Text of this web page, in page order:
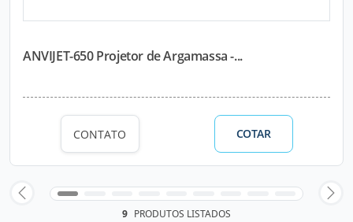
ANVIJET-650 Projetor de Argamassa -...
CONTATO COTAR
9 PRODUTOS LISTADOS